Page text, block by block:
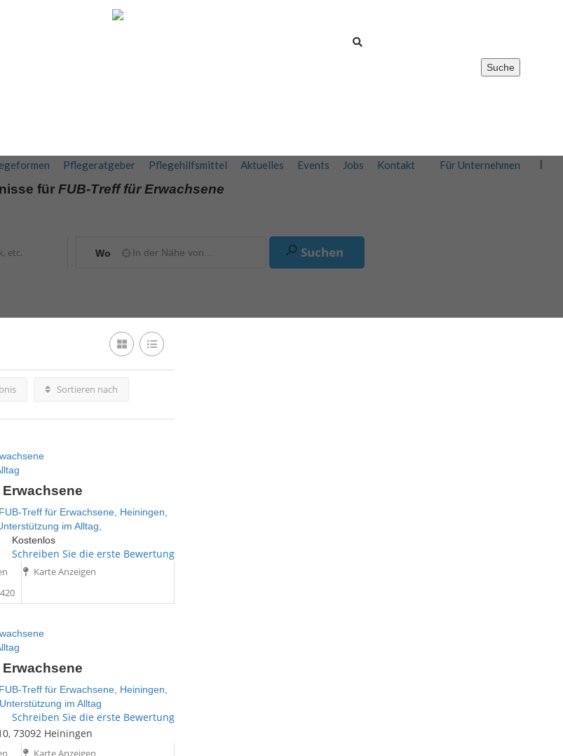
Suche
Pflegeratgeber Pflegehilfsmittel Aktuelles Events Jobs Kontakt Für Unternehmen
für FUB-Treff für Erwachsene
Wo
Sortieren nach
Erwachsene
FUB-Treff für Erwachsene, Heiningen,
im Alltag,
Kostenlos
Schreiben Sie die erste Bewertung
Karte Anzeigen
Erwachsene
FUB-Treff für Erwachsene, Heiningen,
Unterstützung im Alltag
Schreiben Sie die erste Bewertung
73092 Heiningen
Karte Anzeigen